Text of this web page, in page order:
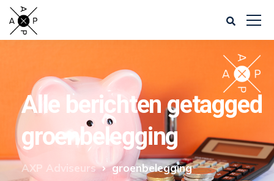
Alle berichten getagged
groenbelegging
AXP Adviseurs groenbelegging